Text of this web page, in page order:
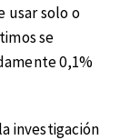
usar solo o
se
0,1%
investigación